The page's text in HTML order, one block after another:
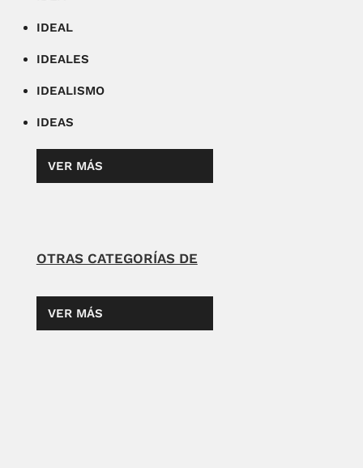
IDEAL
IDEALES
IDEALISMO
IDEAS
VER MÁS
OTRAS CATEGORÍAS DE
VER MÁS